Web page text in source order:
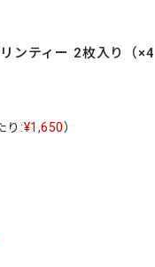
ンティー 2枚入り（×4
り:¥1,650）